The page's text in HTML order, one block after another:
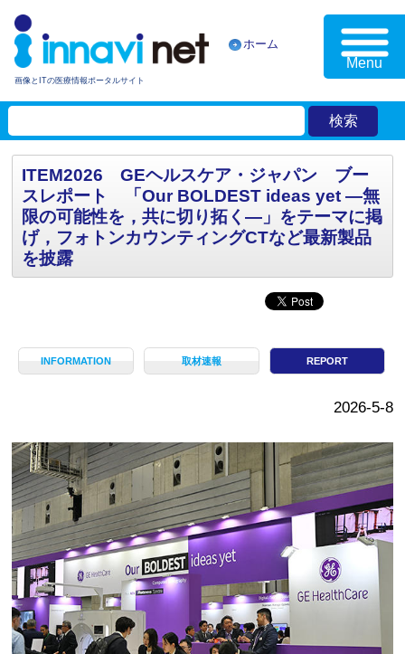
画像とITの医療情報ポータルサイト
ホーム
Menu
ITEM2026 GEヘルスケア・ジャパン ブー
スレポート 「Our BOLDEST ideas yet ―無
限の可能性を，共に切り拓く―」をテーマに掲
げ，フォトンカウンティングCTなど最新製品
を披露
INFORMATION 取材速報 REPORT
2026-5-8